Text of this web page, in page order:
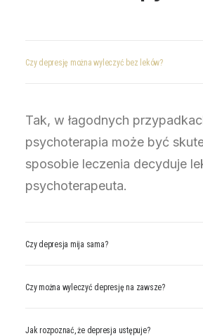
Czy depresję można wyleczyć bez leków?
Tak, w łagodnych
psychoterapia może być
sposobie leczenia decyduje
psychoterapeuta.
Czy depresja mija sama?
Czy można wyleczyć depresję na zawsze?
Jak rozpoznać, że depresja ustępuje?